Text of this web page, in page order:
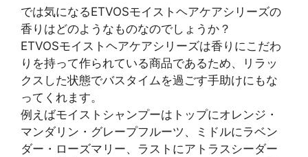
では気になるETVOSモイストヘアケアシリーズの
香りはどのようなものなのでしょうか？
ETVOSモイストヘアケアシリーズは香りにこだわ
りを持って作られている商品であるため、リラッ
クスした状態でバスタイムを過ごす手助けにもな
ってくれます。
例えばモイストシャンプーはトップにオレンジ・
マンダリン・グレープフルーツ、ミドルにラベン
ダー・ローズマリー、ラストにアトラスシーダー